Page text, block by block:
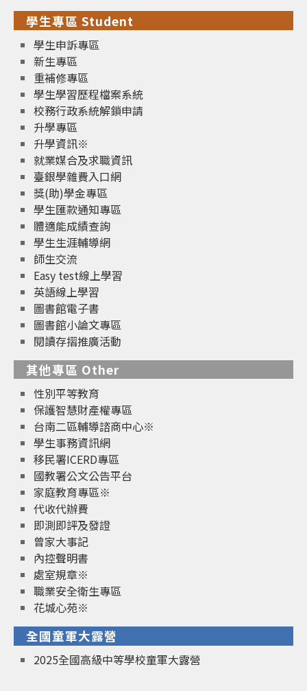
學生專區 Student
學生申訴專區
新生專區
重補修專區
學生學習歷程檔案系統
校務行政系統解鎖申請
升學專區
升學資訊※
就業媒合及求職資訊
臺銀學雜費入口網
獎(助)學金專區
學生匯款通知專區
體適能成績查詢
學生生涯輔導網
師生交流
Easy test線上學習
英語線上學習
圖書館電子書
圖書館小論文專區
閱讀存摺推廣活動
其他專區 Other
性別平等教育
保護智慧財產權專區
台南二區輔導諮商中心※
學生事務資訊網
移民署ICERD專區
國教署公文公告平台
家庭教育專區※
代收代辦費
即測即評及發證
曾家大事記
內控聲明書
處室規章※
職業安全衛生專區
花城心苑※
全國童軍大露營
2025全國高級中等學校童軍大露營